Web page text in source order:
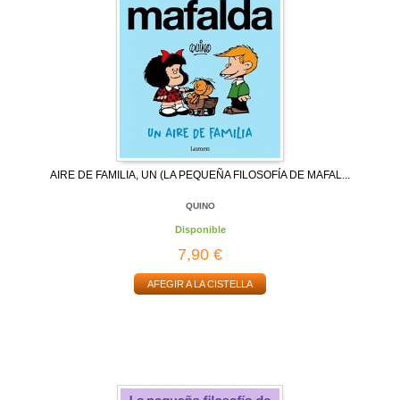
AIRE DE FAMILIA, UN (LA PEQUEÑA FILOSOFÍA DE MAFAL...
QUINO
Disponible
7,90 €
AFEGIR A LA CISTELLA